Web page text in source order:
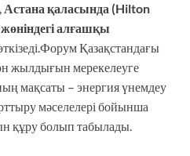
Астана қаласында (Hilton
алғашқы
Қазақстандағы
жылдығын мерекелеуге
мақсаты – энергия үнемдеу
мәселелері бойынша
құру болып табылады.